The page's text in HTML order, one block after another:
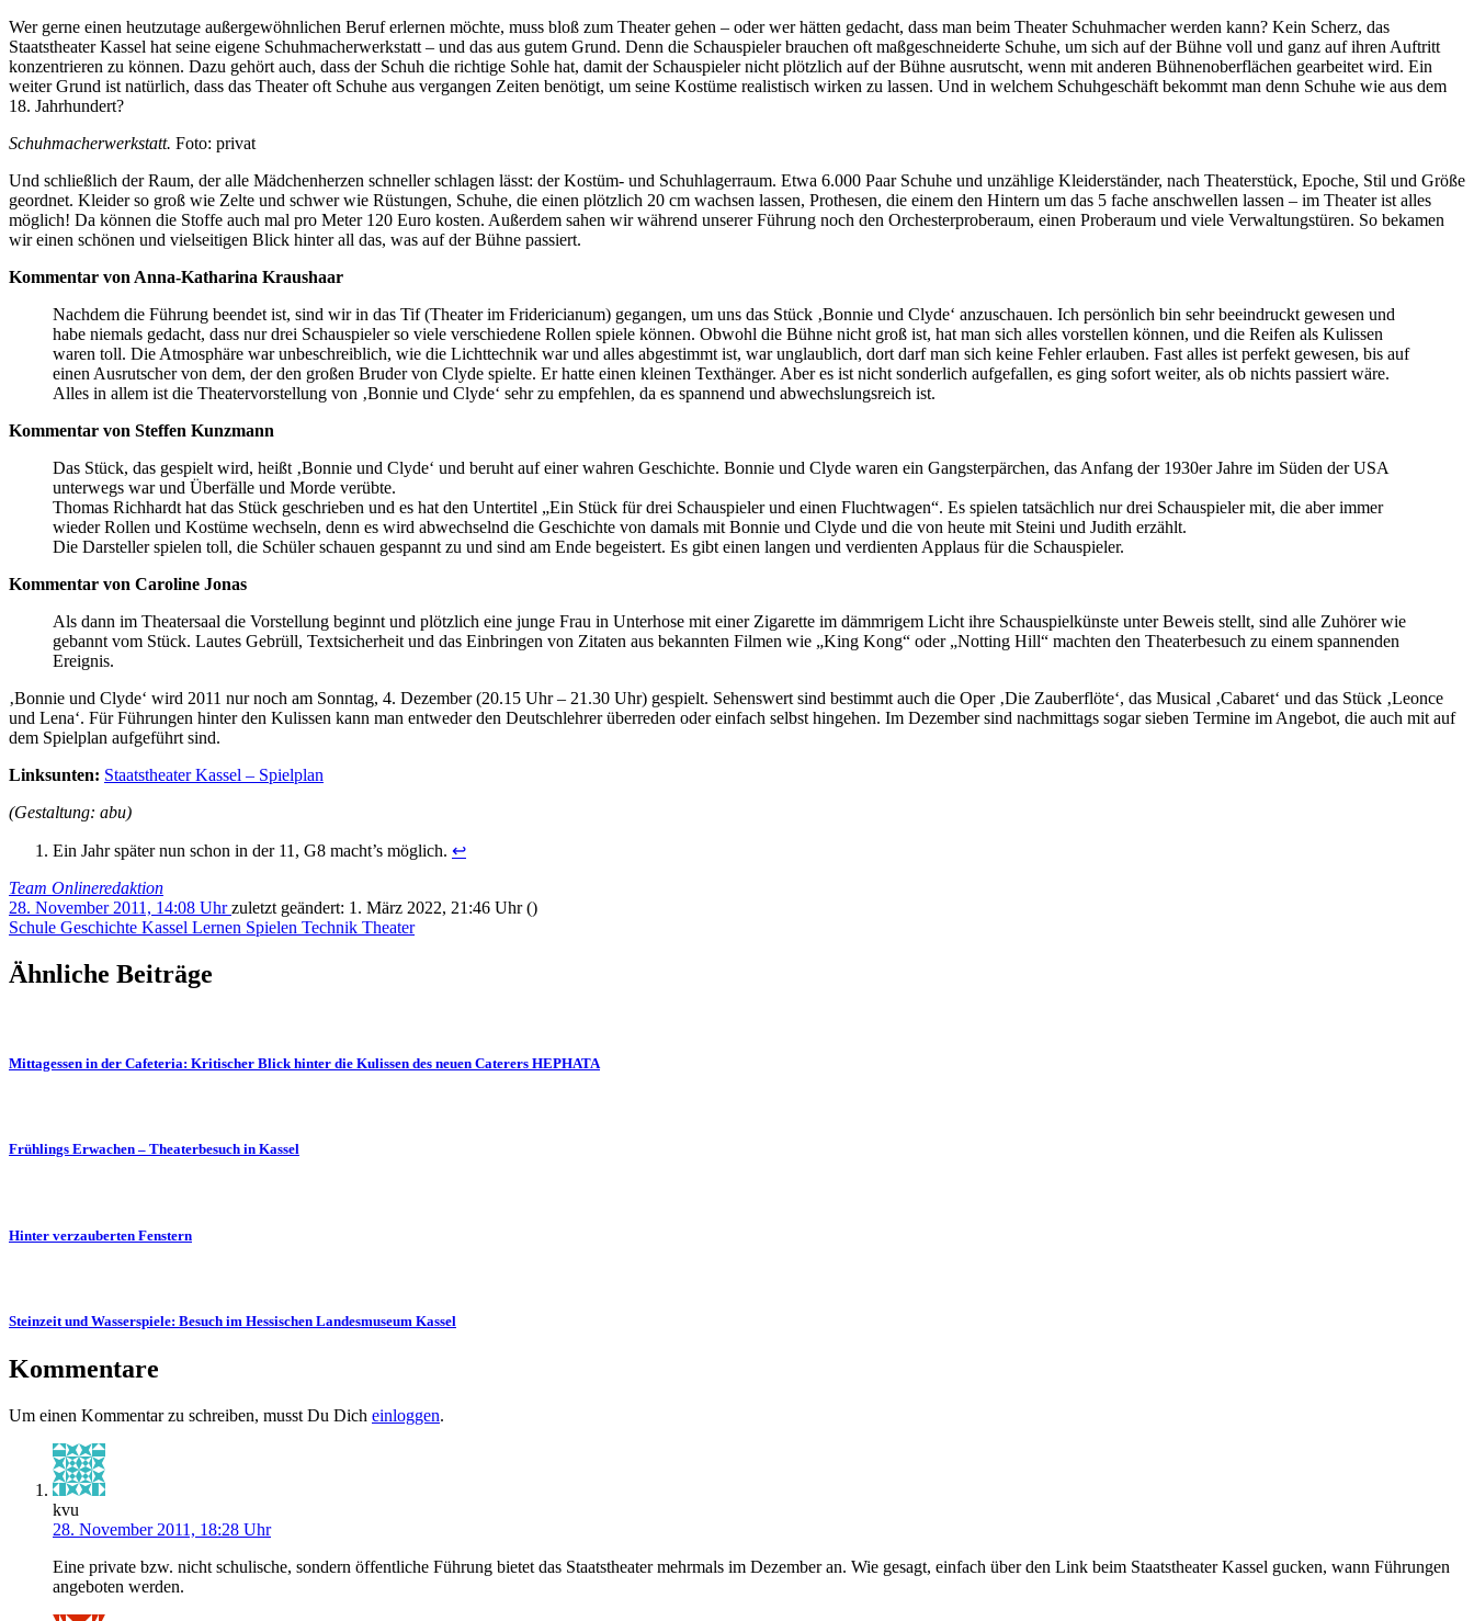
Wer gerne einen heutzutage außergewöhnlichen Beruf erlernen möchte, muss bloß zum Theater gehen – oder wer hätten gedacht, dass man beim Theater Schuhmacher werden kann? Kein Scherz, das
Staatstheater Kassel hat seine eigene Schuhmacherwerkstatt – und das aus gutem Grund. Denn die Schauspieler brauchen oft maßgeschneiderte Schuhe, um sich auf der Bühne voll und ganz auf ihren Auftritt
konzentrieren zu können. Dazu gehört auch, dass der Schuh die richtige Sohle hat, damit der Schauspieler nicht plötzlich auf der Bühne ausrutscht, wenn mit anderen Bühnenober­flächen gearbeitet wird. Ein
weiter Grund ist natürlich, dass das Theater oft Schuhe aus vergangen Zeiten benötigt, um seine Kostüme realistisch wirken zu lassen. Und in welchem Schuhgeschäft bekommt man denn Schuhe wie aus dem
18. Jahrhundert?
Schuhmacherwerkstatt. Foto: privat
Und schließlich der Raum, der alle Mädchenherzen schneller schlagen lässt: der Kostüm- und Schuhla­ger­raum. Etwa 6.000 Paar Schuhe und unzählige Kleiderständer, nach Theaterstück, Epoche, Stil und Größe
geordnet. Kleider so groß wie Zelte und schwer wie Rüstungen, Schuhe, die einen plötzlich 20 cm wachsen lassen, Prothesen, die einem den Hintern um das 5 fache anschwellen lassen – im Theater ist alles
möglich! Da können die Stoffe auch mal pro Meter 120 Euro kosten. Außerdem sahen wir während unserer Führung noch den Orchesterproberaum, einen Proberaum und viele Verwaltungstüren. So bekamen
wir einen schönen und vielseitigen Blick hinter all das, was auf der Bühne passiert.
Kommentar von Anna-Katharina Kraushaar
Nachdem die Führung beendet ist, sind wir in das Tif (Theater im Fridericianum) gegangen, um uns das Stück ‚Bonnie und Clyde‘ anzuschauen. Ich persönlich bin sehr beeindruckt gewesen und
habe niemals gedacht, dass nur drei Schauspieler so viele verschiedene Rollen spiele können. Obwohl die Bühne nicht groß ist, hat man sich alles vorstellen können, und die Reifen als Kulissen
waren toll. Die Atmosphäre war unbeschreiblich, wie die Lichttechnik war und alles abgestimmt ist, war unglaublich, dort darf man sich keine Fehler erlauben. Fast alles ist perfekt gewesen, bis auf
einen Ausrutscher von dem, der den großen Bruder von Clyde spielte. Er hatte einen kleinen Texthänger. Aber es ist nicht sonderlich aufgefallen, es ging sofort weiter, als ob nichts passiert wäre.
Alles in allem ist die Theatervorstellung von ‚Bonnie und Clyde‘ sehr zu empfehlen, da es spannend und abwechslungsreich ist.
Kommentar von Steffen Kunzmann
Das Stück, das gespielt wird, heißt ‚Bonnie und Clyde‘ und beruht auf einer wahren Geschichte. Bonnie und Clyde waren ein Gangsterpärchen, das Anfang der 1930er Jahre im Süden der USA
unterwegs war und Überfälle und Morde verübte.
Thomas Richhardt hat das Stück geschrieben und es hat den Untertitel „Ein Stück für drei Schauspieler und einen Fluchtwagen“. Es spielen tatsächlich nur drei Schauspieler mit, die aber immer
wieder Rollen und Kostüme wechseln, denn es wird abwechselnd die Geschichte von damals mit Bonnie und Clyde und die von heute mit Steini und Judith erzählt.
Die Darsteller spielen toll, die Schüler schauen gespannt zu und sind am Ende begeistert. Es gibt einen langen und verdienten Applaus für die Schauspieler.
Kommentar von Caroline Jonas
Als dann im Theatersaal die Vorstellung beginnt und plötzlich eine junge Frau in Unterhose mit einer Zigarette im dämmrigem Licht ihre Schauspielkünste unter Beweis stellt, sind alle Zuhörer wie
gebannt vom Stück. Lautes Gebrüll, Textsicherheit und das Einbringen von Zitaten aus bekannten Filmen wie „King Kong“ oder „Notting Hill“ machten den Theaterbesuch zu einem spannenden
Ereignis.
‚Bonnie und Clyde‘ wird 2011 nur noch am Sonntag, 4. Dezember (20.15 Uhr – 21.30 Uhr) gespielt. Sehenswert sind bestimmt auch die Oper ‚Die Zauber­flöte‘, das Musical ‚Cabaret‘ und das Stück ‚Leonce
und Lena‘. Für Füh­run­gen hinter den Kulissen kann man entweder den Deutschlehrer überreden oder einfach selbst hingehen. Im Dezember sind nachmittags sogar sieben Termine im Angebot, die auch mit auf
dem Spielplan aufgeführt sind.
Linksunten: Staatstheater Kassel – Spielplan
(Gestaltung: abu)
Ein Jahr später nun schon in der 11, G8 macht’s möglich. ↩
Team Onlineredaktion
28. November 2011, 14:08 Uhrzuletzt geändert: 1. März 2022, 21:46 Uhr()
Schule Geschichte Kassel Lernen Spielen Technik Theater
Ähnliche Beiträge
Mittagessen in der Cafeteria: Kritischer Blick hinter die Kulissen des neuen Caterers HEPHATA
Frühlings Erwachen – Theaterbesuch in Kassel
Hinter verzauberten Fenstern
Steinzeit und Wasserspiele: Besuch im Hessischen Landesmuseum Kassel
Kommentare
Um einen Kommentar zu schreiben, musst Du Dich einloggen.
kvu
28. November 2011, 18:28 Uhr
Eine private bzw. nicht schulische, sondern öffentliche Führung bietet das Staatstheater mehrmals im Dezember an. Wie gesagt, einfach über den Link beim Staatstheater Kassel gucken, wann Führungen
angeboten werden.